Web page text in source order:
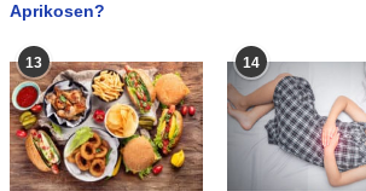
Aprikosen?
13 14